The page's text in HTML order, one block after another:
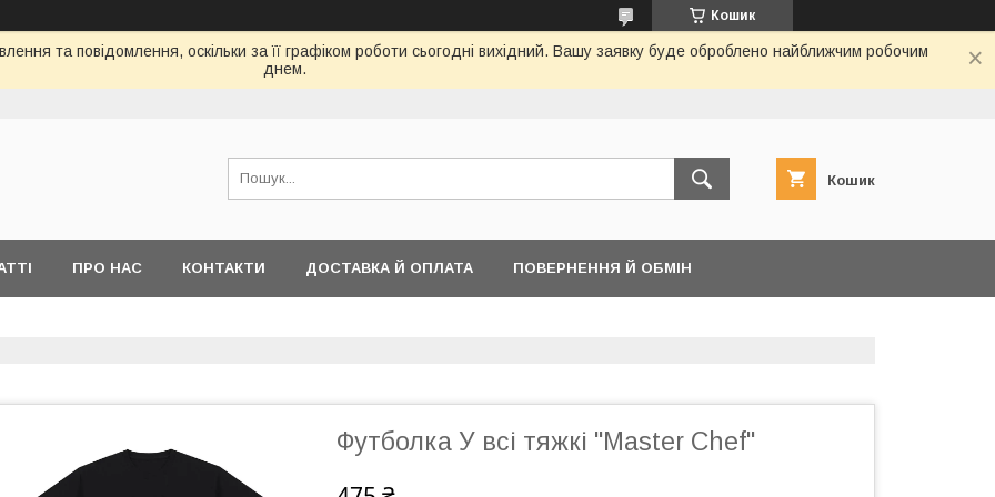
Кошик
та повідомлення, оскільки за її графіком роботи сьогодні вихідний. Вашу заявку буде оброблено найближчим робочим
днем.
Кошик
ПРО НАС КОНТАКТИ ДОСТАВКА Й ОПЛАТА ПОВЕРНЕННЯ Й ОБМІН
Футболка У всі тяжкі "Master Chef"